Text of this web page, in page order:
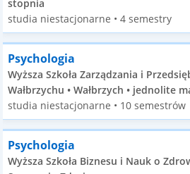
stopnia
studia niestacjonarne • 4 semestry
Psychologia
Wyższa Szkoła Zarządzania i
Wałbrzychu • Wałbrzych • jednolite
studia niestacjonarne • 10 semestrów
Psychologia
Wyższa Szkoła Biznesu i Nauk o